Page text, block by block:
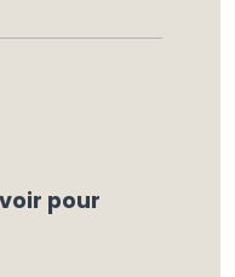
pour